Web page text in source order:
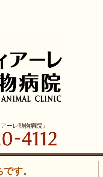
ーレ動物病院』
す。